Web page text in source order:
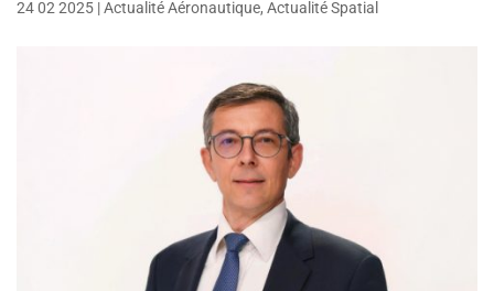
24 02 2025 |Actualité Aéronautique, Actualité Spatial